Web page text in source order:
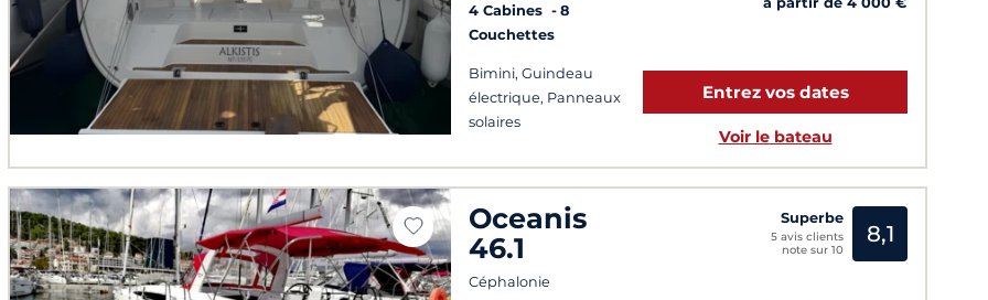
4 Cabines
8
Couchettes
Bimini, Guindeau
électrique, Panneaux
solaires
Entrez vos dates
Voir le bateau
Oceanis
46.1
Céphalonie
Superbe
5 avis clients
note sur 10
8,1